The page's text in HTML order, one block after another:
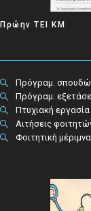
Πρώην ΤΕΙ ΚΜ
Πρόγραμ.
Πρόγραμ.
Πτυχιακή εργασία
Αιτήσεις
Φοιτητική μέριμνα